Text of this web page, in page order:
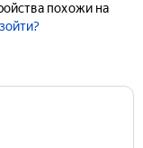
похожи на